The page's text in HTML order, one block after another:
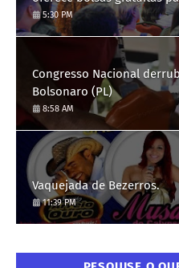
saiba como se candidatar
5:30 PM
Congresso Nacional
Bolsonaro (PL)
8:58 AM
Vaquejada de Bezerros.
11:39 PM